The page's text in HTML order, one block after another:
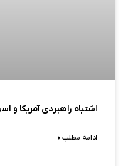
اشتباه راهبردی آمریکا و
ادامه مطلب »